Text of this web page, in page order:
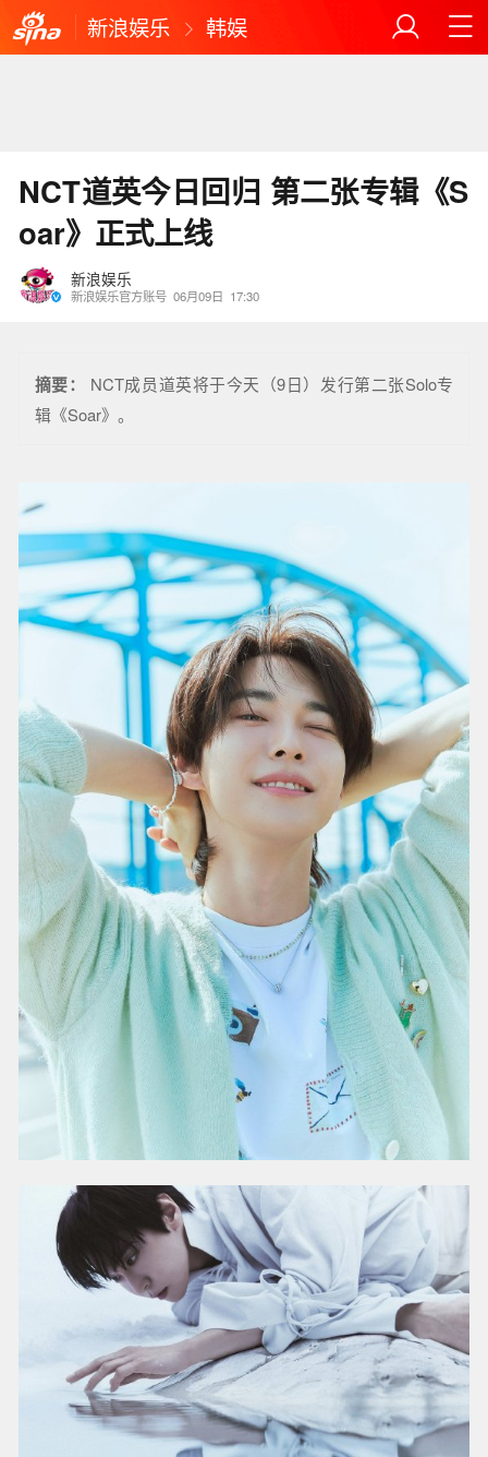
新浪娱乐 韩娱
NCT道英今日回归 第二张专辑《S
oar》正式上线
新浪娱乐
新浪娱乐官方账号 06月09日 17:30
摘要：
NCT成员道英将于今天（9日）发行第二张Solo专
辑《Soar》。